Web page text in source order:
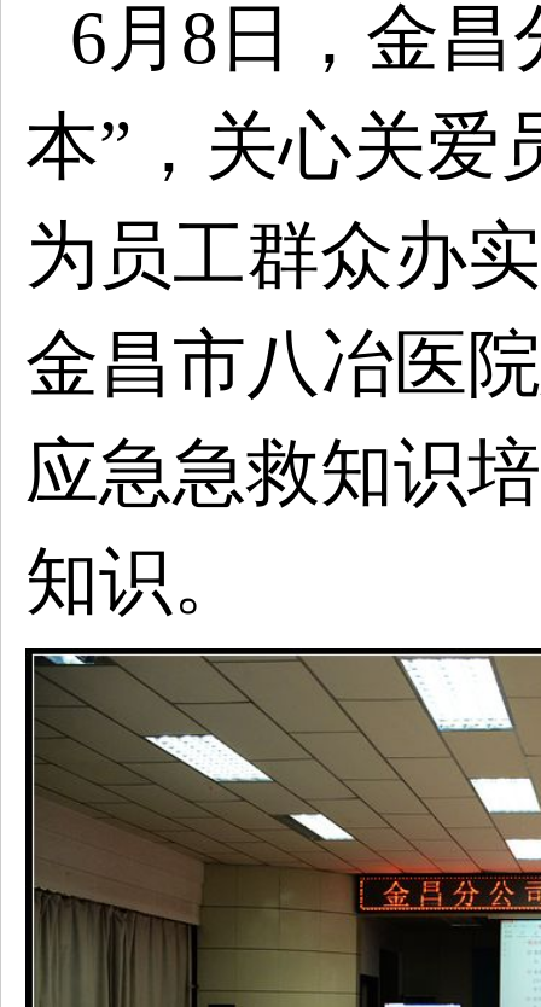
6月8日，金
本”，关心关爱
为员工群众办
金昌市八冶医
应急急救知识
知识。